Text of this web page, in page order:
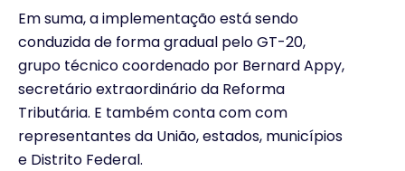
Em suma, a implementação está sendo
conduzida de forma gradual pelo GT-20,
grupo técnico coordenado por Bernard Appy,
secretário extraordinário da Reforma
Tributária. E também conta com com
representantes da União, estados, municípios
e Distrito Federal.